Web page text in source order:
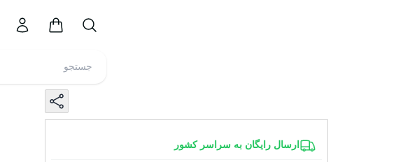
ارسال رایگان به سراسر کشور